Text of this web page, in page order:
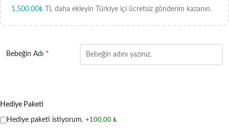
1,500.00₺ TL daha ekleyin Türkiye içi ücretsiz gönderim kazanın.
Bebeğin Adı *
Hediye Paketi
Hediye paketi istiyorum. +100,00 ₺